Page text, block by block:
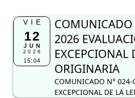
VIE
12
JUN
2026
15:04
2026
EXCEPCIONAL
ORIGINARIA
COMUNICADO N° 024-
EXCEPCIONAL DE LA